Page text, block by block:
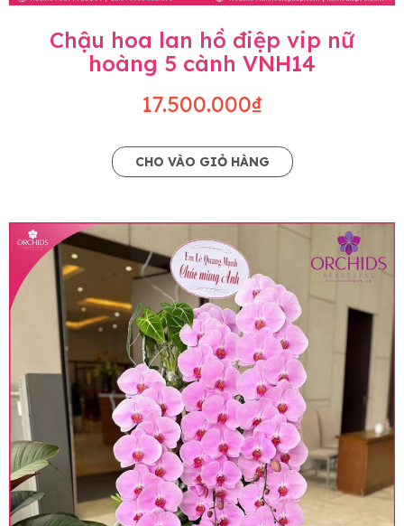
Chậu hoa lan hồ điệp vip nữ
hoàng 5 cành VNH14
17.500.000₫
CHO VÀO GIỎ HÀNG